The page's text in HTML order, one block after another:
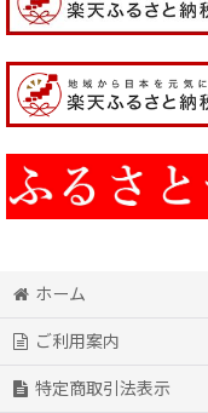
ホーム
ご利用案内
特定商取引法表示